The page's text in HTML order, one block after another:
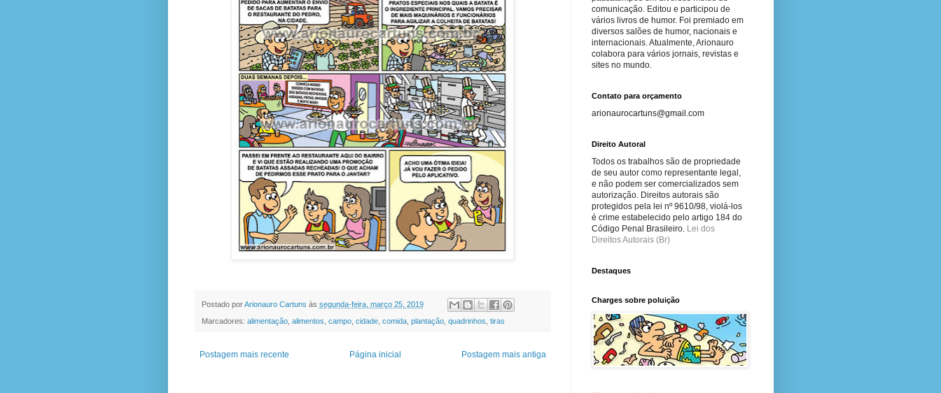
Postado porArionauro Cartuns às segunda-feira, março 25, 2019
Marcadores: alimentação, alimentos campo, cidade, comida, plantação, quadrinhos tiras
Postagem mais recente Postagem mais antiga
Página inicial
comunicação. Editou e participou de
vários livros de humor. Foi premiado em
diversos salões de humor, nacionais e
internacionais. Atualmente, Arionauro
colabora para vários jornais, revistas e
sites no mundo.
Contato para orçamento
arionaurocartuns@gmail.com
Direito Autoral
Todos os trabalhos são de propriedade
de seu autor como representante legal,
e não podem ser comercializados sem
autorização. Direitos autorais são
protegidos pela lei nº 9610/98, violá-los
é crime estabelecido pelo artigo 184 do
Código Penal Brasileiro. Lei dos
Direitos Autorais (Br)
Destaques
Charges sobre poluição